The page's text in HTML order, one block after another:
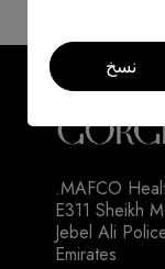
MAFCO
E311 Sheikh
Jebel Ali
Emirates
نسخ